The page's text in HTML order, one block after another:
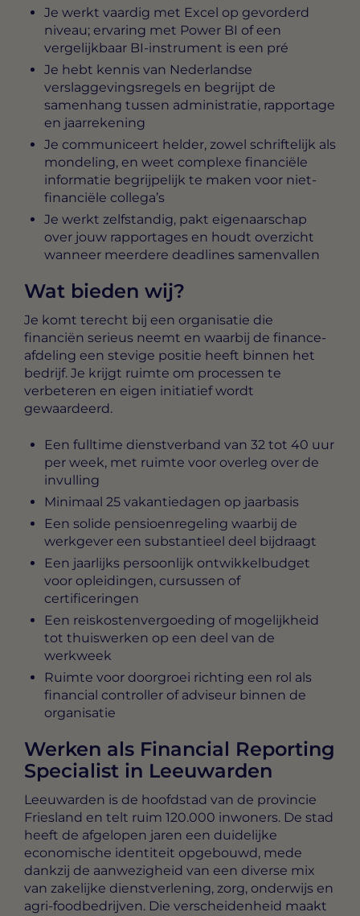
Je werkt vaardig met Excel op gevorderd
niveau; ervaring met Power BI of een
vergelijkbaar BI-instrument is een pré
Je hebt kennis van Nederlandse
verslaggevingsregels en begrijpt de
samenhang tussen administratie, rapportage
en jaarrekening
Je communiceert helder, zowel schriftelijk als
mondeling, en weet complexe financiële
informatie begrijpelijk te maken voor niet-
financiële collega’s
Je werkt zelfstandig, pakt eigenaarschap
over jouw rapportages en houdt overzicht
wanneer meerdere deadlines samenvallen
Wat bieden wij?
Je komt terecht bij een organisatie die
financiën serieus neemt en waarbij de finance-
afdeling een stevige positie heeft binnen het
bedrijf. Je krijgt ruimte om processen te
verbeteren en eigen initiatief wordt
gewaardeerd.
Een fulltime dienstverband van 32 tot 40 uur
per week, met ruimte voor overleg over de
invulling
Minimaal 25 vakantiedagen op jaarbasis
Een solide pensioenregeling waarbij de
werkgever een substantieel deel bijdraagt
Een jaarlijks persoonlijk ontwikkelbudget
voor opleidingen, cursussen of
certificeringen
Een reiskostenvergoeding of mogelijkheid
tot thuiswerken op een deel van de
werkweek
Ruimte voor doorgroei richting een rol als
financial controller of adviseur binnen de
organisatie
Werken als Financial Reporting
Specialist in Leeuwarden
Leeuwarden is de hoofdstad van de provincie
Friesland en telt ruim 120.000 inwoners. De stad
heeft de afgelopen jaren een duidelijke
economische identiteit opgebouwd, mede
dankzij de aanwezigheid van een diverse mix
van zakelijke dienstverlening, zorg, onderwijs en
agri-foodbedrijven. Die verscheidenheid maakt